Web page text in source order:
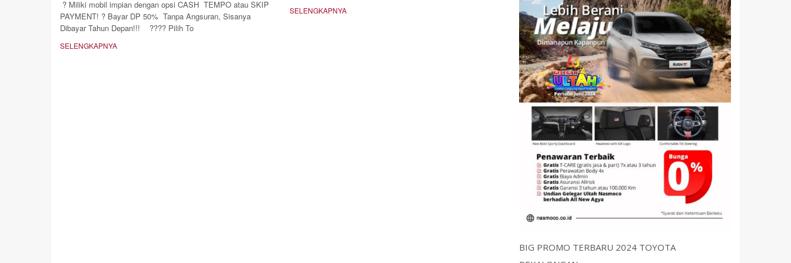
? Miliki mobil impian dengan opsi CASH TEMPO atau SKIP
PAYMENT! ? Bayar DP 50% Tanpa Angsuran, Sisanya
Dibayar Tahun Depan!!! ???? Pilih To
SELENGKAPNYA
SELENGKAPNYA
BIG PROMO TERBARU 2024 TOYOTA